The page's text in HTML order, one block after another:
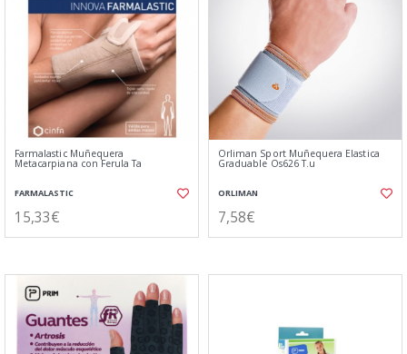
Farmalastic Muñequera
Metacarpiana con Ferula Ta
FARMALASTIC
15,33€
Orliman Sport Muñequera Elastica
Graduable Os626 T.u
ORLIMAN
7,58€